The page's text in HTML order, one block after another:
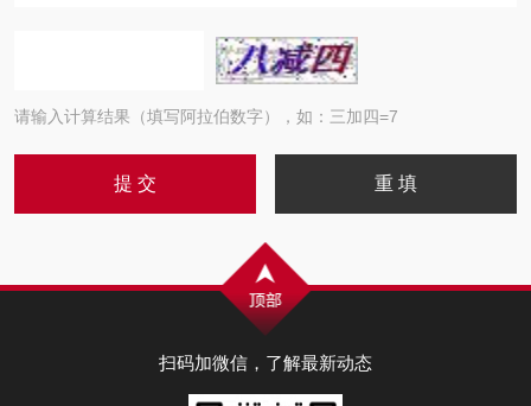
请输入计算结果（填写阿拉伯数字），如：三加四=7
扫码加微信，了解最新动态